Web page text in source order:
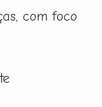
com foco